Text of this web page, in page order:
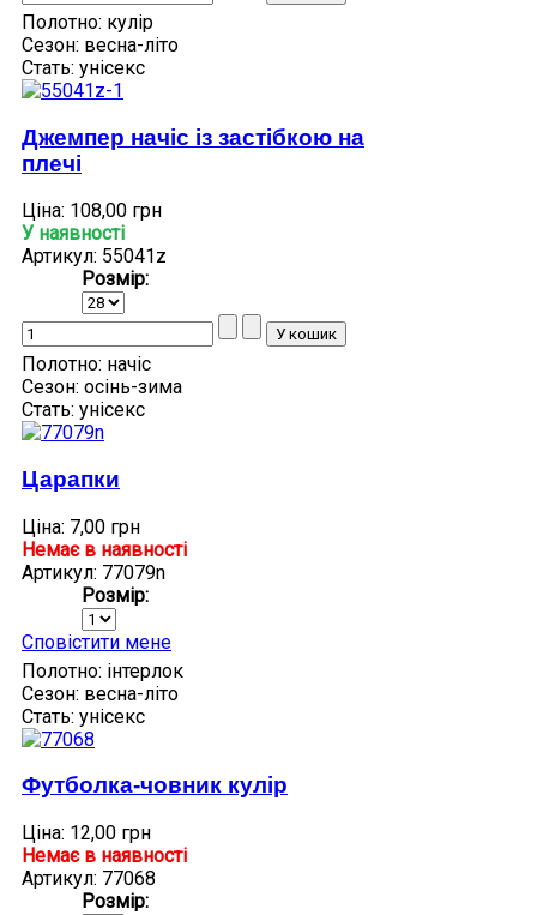
Полотно: кулір
Сезон: весна-літо
Стать: унісекс
Джемпер начіс із застібкою на
плечі
Ціна: 108,00 грн
У наявності
Артикул: 55041z
Розмір:
Полотно: начіс
Сезон: осінь-зима
Стать: унісекс
Царапки
Ціна: 7,00 грн
Немає в наявності
Артикул: 77079n
Розмір:
Сповістити мене
Полотно: інтерлок
Сезон: весна-літо
Стать: унісекс
Футболка-човник кулір
Ціна: 12,00 грн
Немає в наявності
Артикул: 77068
Розмір: